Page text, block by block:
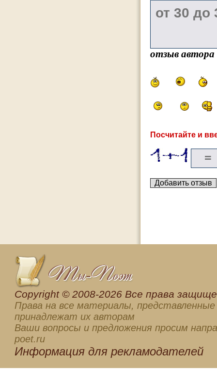
отзыв
Посчитайте и
Сopyright © 2008-2026 Все права
Права на все материалы, представленные
принадлежат их авторам
Ваши вопросы и предложения просим
poet.ru
Информация для рекламодателей